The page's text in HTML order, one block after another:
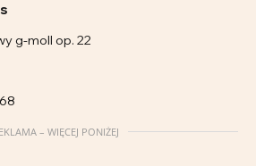
g-moll op. 22
– WIĘCEJ PONIŻEJ